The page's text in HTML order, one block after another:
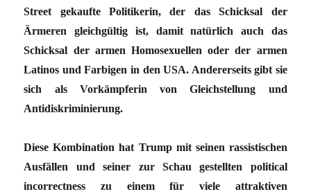
Street gekaufte Politikerin, der das Schicksal der
Ärmeren gleichgültig ist, damit natürlich auch das
Schicksal der armen Homosexuellen oder der armen
Latinos und Farbigen in den USA. Andererseits gibt sie
sich als Vorkämpferin von Gleichstellung und
Antidiskriminierung.
Diese Kombination hat Trump mit seinen rassistischen
Ausfällen und seiner zur Schau gestellten political
incorrectness zu einem für viele attraktiven